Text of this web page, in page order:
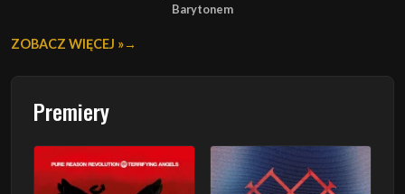
Barytonem
ZOBACZ WIĘCEJ »
Premiery